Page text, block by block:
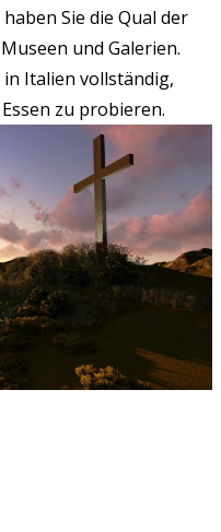
Sie die Qual der
und Galerien.
Italien vollständig,
zu probieren.